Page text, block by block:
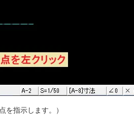
指示します。）